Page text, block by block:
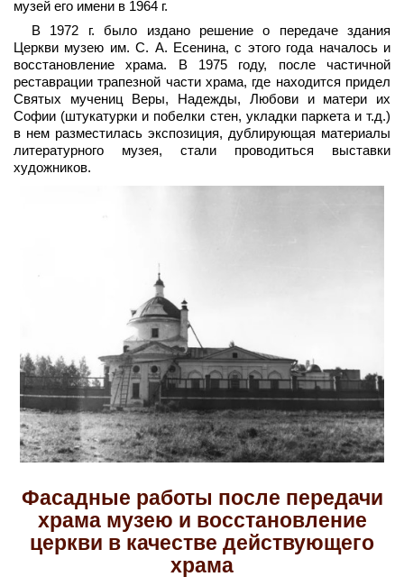
музей его имени в 1964 г.
В 1972 г. было издано решение о передаче здания
Церкви музею им. С. А. Есенина, с этого года началось и
восстановление храма. В 1975 году, после частичной
реставрации трапезной части храма, где находится придел
Святых мучениц Веры, Надежды, Любови и матери их
Софии (штукатурки и побелки стен, укладки паркета и т.д.)
в нем разместилась экспозиция, дублирующая материалы
литературного музея, стали проводиться выставки
художников.
Фасадные работы после передачи
храма музею и восстановление
церкви в качестве действующего
храма